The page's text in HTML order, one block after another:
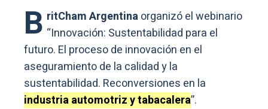
B ritCham Argentinaorganizó el webinario
“Innovación: Sustentabilidad para el
futuro. El proceso de innovación en el
aseguramiento de la calidad y la
sustentabilidad. Reconversiones en la
industria automotriz y tabacalera”.